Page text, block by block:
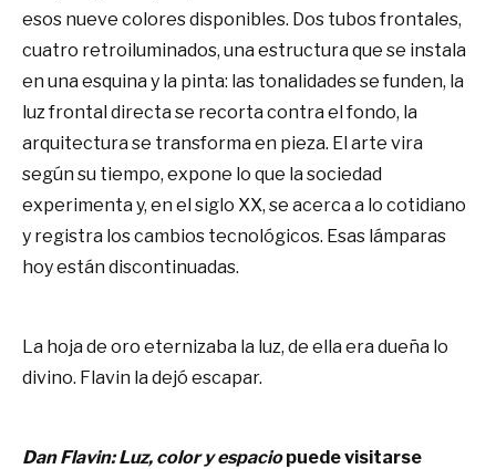
esos nueve colores disponibles. Dos tubos frontales,
cuatro retroiluminados, una estructura que se instala
en una esquina y la pinta: las tonalidades se funden, la
luz frontal directa se recorta contra el fondo, la
arquitectura se transforma en pieza. El arte vira
según su tiempo, expone lo que la sociedad
experimenta y, en el siglo XX, se acerca a lo cotidiano
y registra los cambios tecnológicos. Esas lámparas
hoy están discontinuadas.
La hoja de oro eternizaba la luz, de ella era dueña lo
divino. Flavin la dejó escapar.
Dan Flavin: Luz, color y espaciopuede visitarse